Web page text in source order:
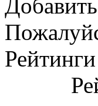
Рейтинги